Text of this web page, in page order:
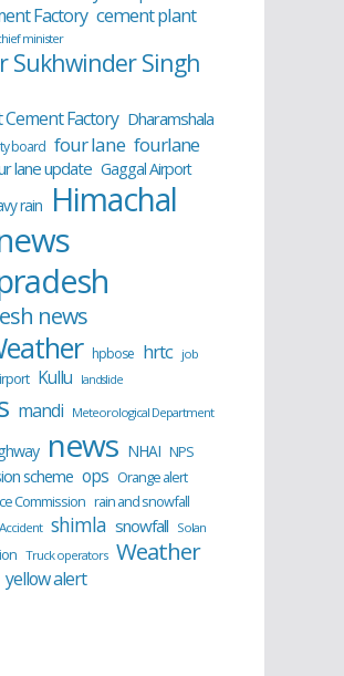
Factory cement plant
minister
Sukhwinder Singh
Factory Dharamshala
board four lane fourlane
lane update Gaggal Airport
rain Himachal
news
hpbose hrtc job
Kullu landslide
mandi Meteorological Department
news NHAI NPS
scheme ops Orange alert
Commission rain and snowfall
shimla snowfall Solan
Truck operators Weather
yellow alert